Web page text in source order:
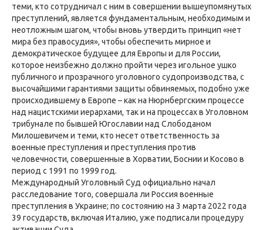
теми, кто сотрудничал с ним в совершении вышеупомянутых
преступлений, является фундаментальным, необходимым и
неотложным шагом, чтобы вновь утвердить принцип «нет
мира без правосудия», чтобы обеспечить мирное и
демократическое будущее для Европы и для России,
которое неизбежно должно пройти через игольное ушко
публичного и прозрачного уголовного судопроизводства, с
высочайшими гарантиями защиты обвиняемых, подобно уже
происходившему в Европе – как на Нюрнбергским процессе
над нацистскими иерархами, так и на процессах в Уголовном
трибунале по бывшей Югославии над Слободаном
Милошевичем и теми, кто несет ответственность за
военные преступления и преступления против
человечности, совершенные в Хорватии, Боснии и Косово в
период с 1991 по 1999 год.
Международный Уголовный Суд официально начал
расследование того, совершала ли Россия военные
преступления в Украине; по состоянию на 3 марта 2022 года
39 государств, включая Италию, уже подписали процедуру